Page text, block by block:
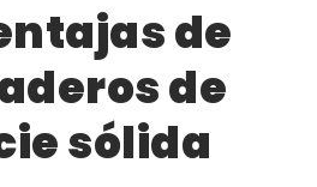
de
de
sólida